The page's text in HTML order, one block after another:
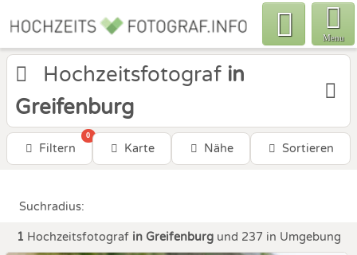
Menu
Hochzeitsfotograf in
Greifenburg
Filtern
0
Karte Nähe Sortieren
Suchradius:
1 Hochzeitsfotograf in Greifenburgund 237 in Umgebung